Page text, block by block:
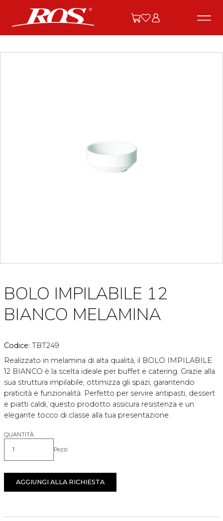
BOLO IMPILABILE 12
BIANCO MELAMINA
Codice: TBT249
Realizzato in melamina di alta qualità, il BOLO IMPILABILE
12 BIANCO è la scelta ideale per buffet e catering. Grazie alla
sua struttura impilabile, ottimizza gli spazi, garantendo
praticità e funzionalità. Perfetto per servire antipasti, dessert
e piatti caldi, questo prodotto assicura resistenza e un
elegante tocco di classe alla tua presentazione.
QUANTITÀ
Quantità Pezzi
AGGIUNGI ALLA RICHIESTA